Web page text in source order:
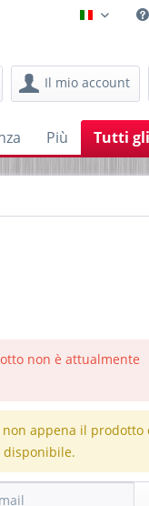
Il mio account
Più Tutti
non è attualmente
appena il prodotto
disponibile.